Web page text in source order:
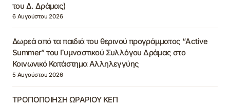
του Δ. Δράμας)
6 Αυγούστου 2026
Δωρεά από τα παιδιά του θερινού προγράμματος “Active
Summer” του Γυμναστικού Συλλόγου Δράμας στο
Κοινωνικό Κατάστημα Αλληλεγγύης
5 Αυγούστου 2026
ΤΡΟΠΟΠΟΙΗΣΗ ΩΡΑΡΙΟΥ ΚΕΠ